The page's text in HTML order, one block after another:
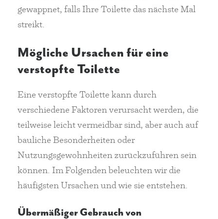
gewappnet, falls Ihre Toilette das nächste Mal
streikt.
Mögliche Ursachen für eine
verstopfte Toilette
Eine verstopfte Toilette kann durch
verschiedene Faktoren verursacht werden, die
teilweise leicht vermeidbar sind, aber auch auf
bauliche Besonderheiten oder
Nutzungsgewohnheiten zurückzuführen sein
können. Im Folgenden beleuchten wir die
häufigsten Ursachen und wie sie entstehen.
Übermäßiger Gebrauch von